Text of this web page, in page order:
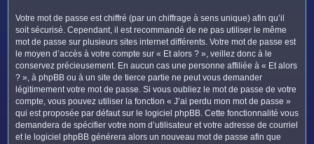
Votre mot de passe est chiffré (par un chiffrage à sens unique) afin qu’il
soit sécurisé. Cependant, il est recommandé de ne pas utiliser le même
mot de passe sur plusieurs sites internet différents. Votre mot de passe est
le moyen d’accès à votre compte sur « Et alors ? », veillez donc à le
conservez précieusement. En aucun cas une personne affiliée à « Et alors
? », à phpBB ou à un site de tierce partie ne peut vous demander
légitimement votre mot de passe. Si vous oubliez le mot de passe de votre
compte, vous pouvez utiliser la fonction « J’ai perdu mon mot de passe »
qui est proposée par défaut sur le logiciel phpBB. Cette fonctionnalité vous
demandera de spécifier votre nom d’utilisateur et votre adresse de courriel
et le logiciel phpBB générera alors un nouveau mot de passe afin que